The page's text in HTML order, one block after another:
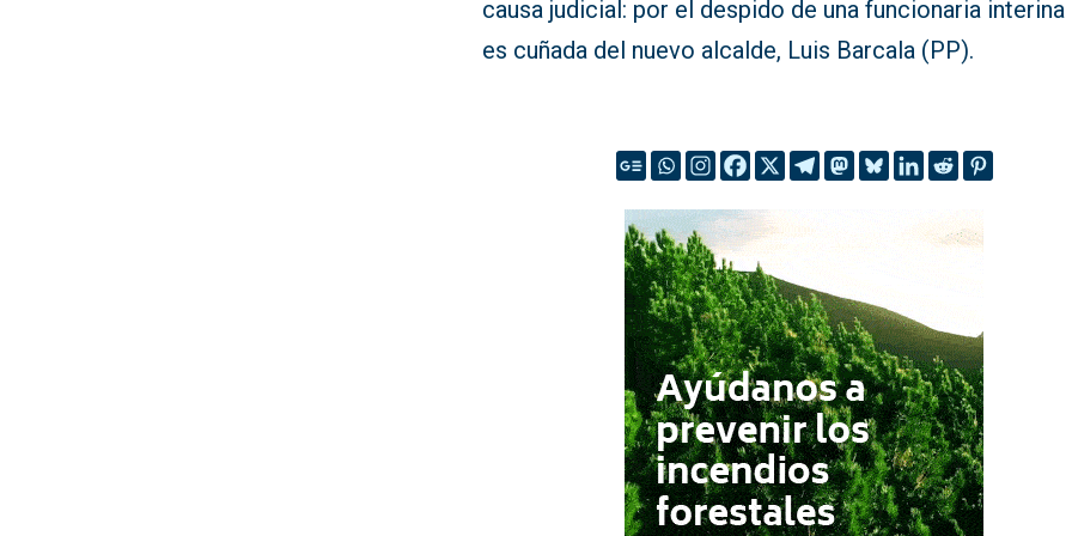
causa judicial: por el despido de una funcionaria interina
es cuñada del nuevo alcalde, Luis Barcala (PP).